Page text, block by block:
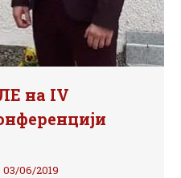
на IV
03/06/2019